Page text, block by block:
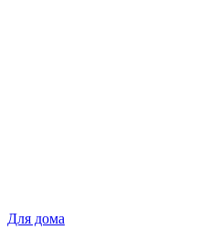
Для дома